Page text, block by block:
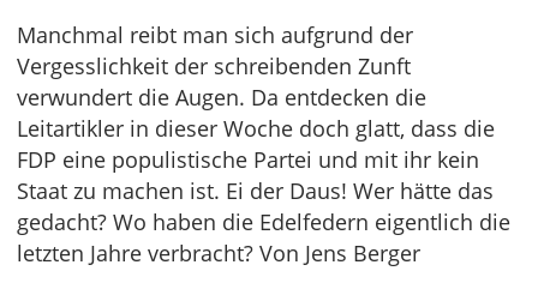
Manchmal reibt man sich aufgrund der
Vergesslichkeit der schreibenden Zunft
verwundert die Augen. Da entdecken die
Leitartikler in dieser Woche doch glatt, dass die
FDP eine populistische Partei und mit ihr kein
Staat zu machen ist. Ei der Daus! Wer hätte das
gedacht? Wo haben die Edelfedern eigentlich die
letzten Jahre verbracht? Von Jens Berger